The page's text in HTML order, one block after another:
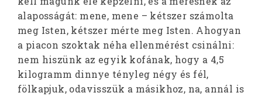
alaposságát: mene, mene – kétszer számolta
meg Isten, kétszer mérte meg Isten. Ahogyan
a piacon szoktak néha ellenmérést csinálni:
nem hiszünk az egyik kofának, hogy a 4,5
kilogramm dinnye tényleg négy és fél,
fölkapjuk, odavisszük a másikhoz, na, annál is